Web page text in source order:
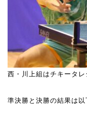
西・川上組はチキータ
準決勝と決勝の結果は以